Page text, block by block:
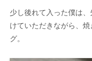
少し後れて入った僕は
けていただきながら、
グ。